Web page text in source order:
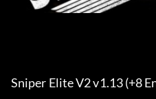
Sniper Elite V2 v1.13 (+8